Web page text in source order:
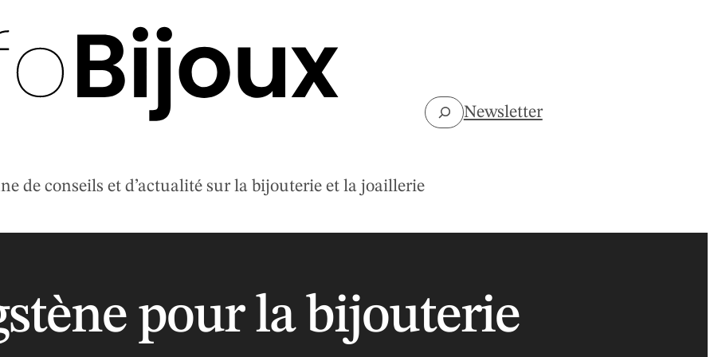
de conseils et d’actualité sur la bijouterie et la joaillerie
Rechercher
Newsletter
pour la bijouterie